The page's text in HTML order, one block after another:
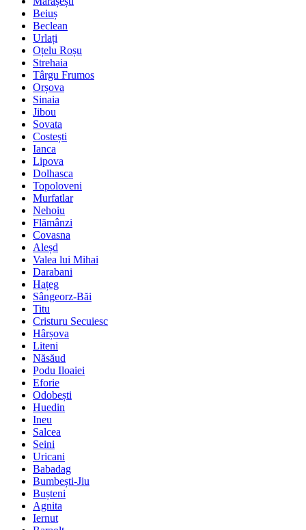
Beiuș
Beclean
Urlați
Oțelu Roșu
Strehaia
Târgu Frumos
Orșova
Sinaia
Jibou
Sovata
Costești
Ianca
Lipova
Dolhasca
Topoloveni
Murfatlar
Nehoiu
Flămânzi
Covasna
Aleșd
Valea lui Mihai
Darabani
Hațeg
Sângeorz-Băi
Titu
Cristuru Secuiesc
Hârșova
Liteni
Năsăud
Podu Iloaiei
Eforie
Odobești
Huedin
Ineu
Salcea
Seini
Uricani
Babadag
Bumbești-Jiu
Bușteni
Agnita
Iernut